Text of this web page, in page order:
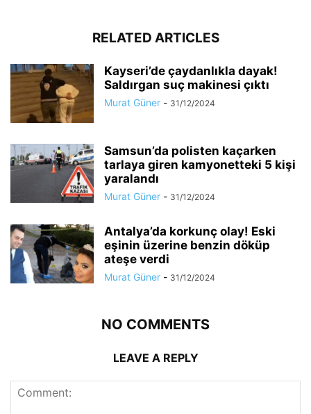
RELATED ARTICLES
Kayseri’de çaydanlıkla dayak!
Saldırgan suç makinesi çıktı
Murat Güner - 31/12/2024
Samsun’da polisten kaçarken
tarlaya giren kamyonetteki 5 kişi
yaralandı
Murat Güner - 31/12/2024
Antalya’da korkunç olay! Eski
eşinin üzerine benzin döküp
ateşe verdi
Murat Güner - 31/12/2024
NO COMMENTS
LEAVE A REPLY